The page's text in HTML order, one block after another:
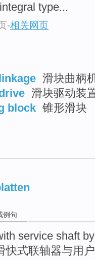
type...
-相关网页
滑块曲柄
滑块驱动装
block 锥形滑块
例句
service shaft by
快式联轴器与用户